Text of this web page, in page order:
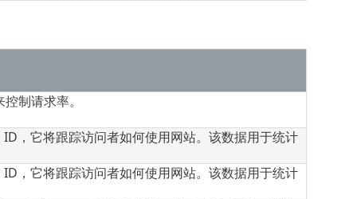
制请求率。
，它将跟踪访问者如何使用网站。该数据用于统计
，它将跟踪访问者如何使用网站。该数据用于统计